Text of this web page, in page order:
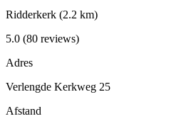
Ridderkerk (2.2 km)
5.0 (80 reviews)
Adres
Verlengde Kerkweg 25
Afstand